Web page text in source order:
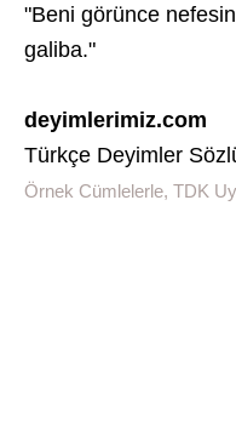
"Beni görünce
galiba."
deyimlerimiz.com
Türkçe Deyimler
Örnek Cümlelerle, TDK